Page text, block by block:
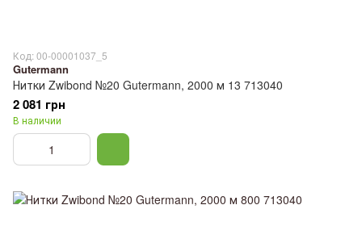
Код: 00-00001037_5
Gutermann
Нитки Zwibond №20 Gutermann, 2000 м 13 713040
2 081 грн
В наличии